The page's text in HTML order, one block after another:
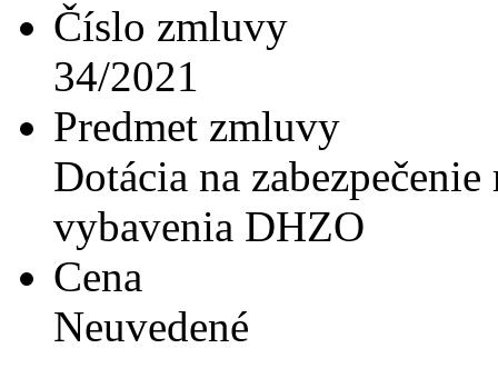
Číslo zmluvy
34/2021
Predmet zmluvy
Dotácia na
vybavenia DHZO
Cena
Neuvedené